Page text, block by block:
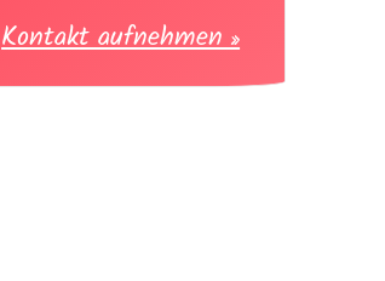
Kontakt aufnehmen »